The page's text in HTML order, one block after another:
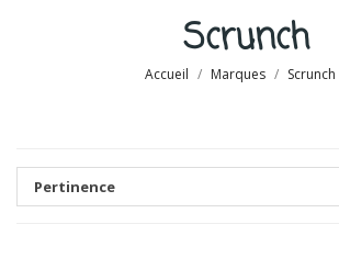
Scrunch
Accueil Marques Scrunch
Pertinence